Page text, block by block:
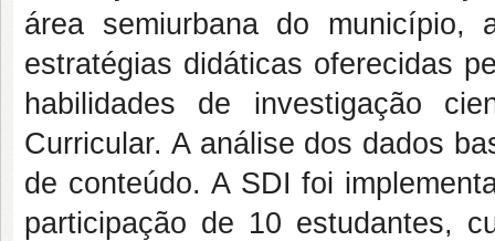
área semiurbana do município,
estratégias didáticas oferecidas
habilidades de investigação
Curricular. A análise dos dados
de conteúdo. A SDI foi
participação de 10 estudantes,